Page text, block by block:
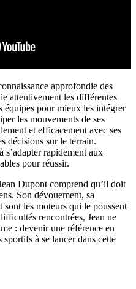
approfondie des
attentivement les différentes
équipes pour mieux les intégrer
les mouvements de ses
et efficacement avec ses
décisions sur le terrain.
s’adapter rapidement aux
pour réussir.
Dupont comprend qu’il doit
Son dévouement, sa
sont les moteurs qui le poussent
rencontrées, Jean ne
: devenir une référence en
sportifs à se lancer dans cette